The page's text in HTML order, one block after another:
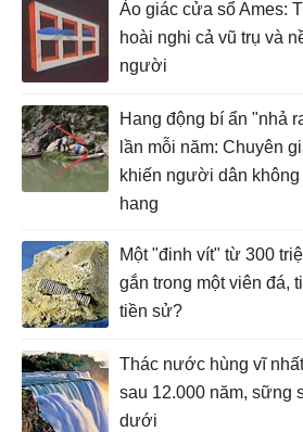
Ảo giác cửa sổ Ames:
hoài nghi cả vũ trụ và
người
Hang động bí ẩn "nhả
lần mỗi năm: Chuyên
khiến người dân không
hang
Một "đinh vít" từ 300
gắn trong một viên đá,
tiền sử?
Thác nước hùng vĩ
sau 12.000 năm, sững
dưới